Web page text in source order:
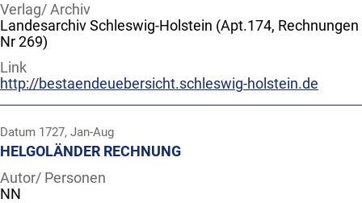
Verlag/ Archiv
Landesarchiv Schleswig-Holstein (Apt.174, Rechnungen
Nr 269)
Link
http://bestaendeuebersicht.schleswig-holstein.de
Datum 1727, Jan-Aug
HELGOLÄNDER RECHNUNG
Autor/ Personen
NN